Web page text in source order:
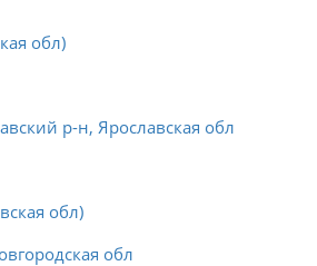
обл)
р-н, Ярославская обл
обл)
обл